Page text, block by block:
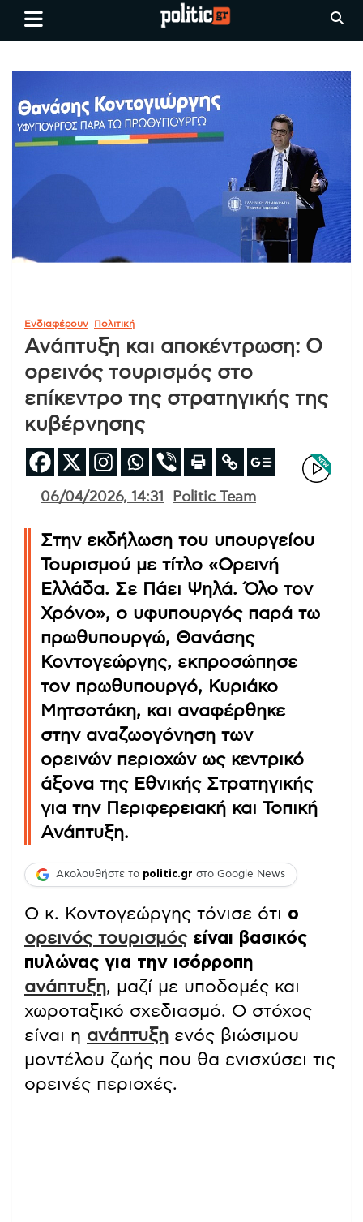
Skip
Ειδήσεις απο τη
Θεσσαλονίκη, την Ελλάδα και
όλο τον Κόσμο
politic.gr
Ενδιαφέρουν Πολιτική
Ανάπτυξη και αποκέντρωση: Ο
ορεινός τουρισμός στο
επίκεντρο της στρατηγικής της
κυβέρνησης
06/04/2026, 14:31 Politic Team
Στην εκδήλωση του υπουργείου
Τουρισμού με τίτλο «Ορεινή
Ελλάδα. Σε Πάει Ψηλά. Όλο τον
Χρόνο», ο υφυπουργός παρά τω
πρωθυπουργώ, Θανάσης
Κοντογεώργης, εκπροσώπησε
τον πρωθυπουργό, Κυριάκο
Μητσοτάκη, και αναφέρθηκε
στην αναζωογόνηση των
ορεινών περιοχών ως κεντρικό
άξονα της Εθνικής Στρατηγικής
για την Περιφερειακή και Τοπική
Ανάπτυξη.
Ακολουθήστε το politic.gr στο Google News
Ο κ. Κοντογεώργης τόνισε ότι ο
ορεινός τουρισμόςείναι βασικός
πυλώνας για την ισόρροπη
ανάπτυξη, μαζί με υποδομές και
χωροταξικό σχεδιασμό. Ο στόχος
είναι η ανάπτυξη ενός βιώσιμου
μοντέλου ζωής που θα ενισχύσει τις
ορεινές περιοχές.